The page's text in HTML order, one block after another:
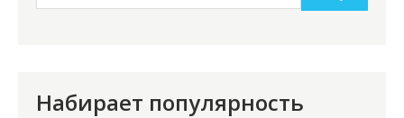
Набирает популярность